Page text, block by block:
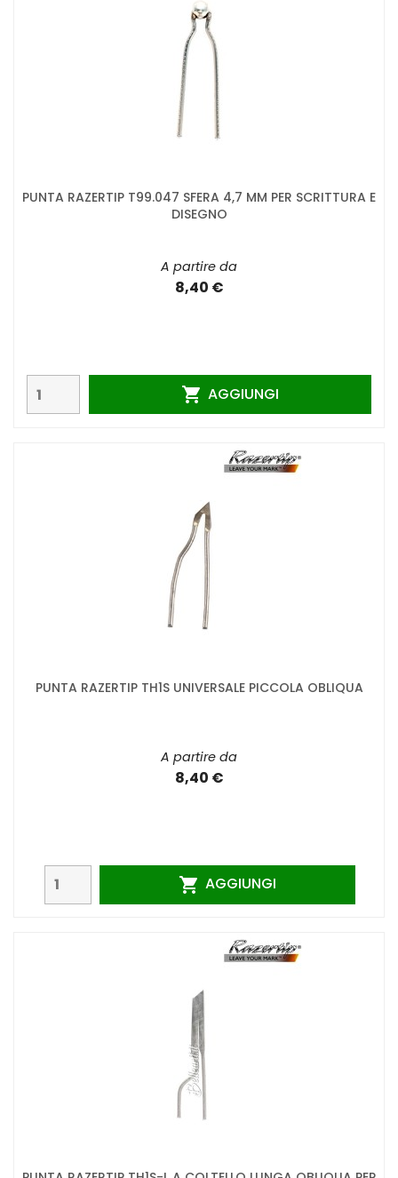
PUNTA RAZERTIP T99.047 SFERA 4,7 MM PER SCRITTURA E
DISEGNO
A partire da
8,40 €
 AGGIUNGI
PUNTA RAZERTIP TH1S UNIVERSALE PICCOLA OBLIQUA
A partire da
8,40 €
 AGGIUNGI